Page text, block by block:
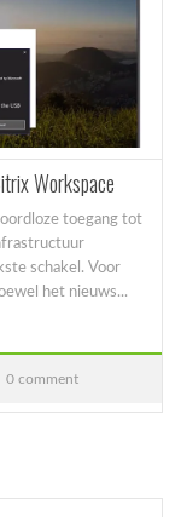
Workspace
toegang tot
schakel. Voor
het nieuws...
0 comment